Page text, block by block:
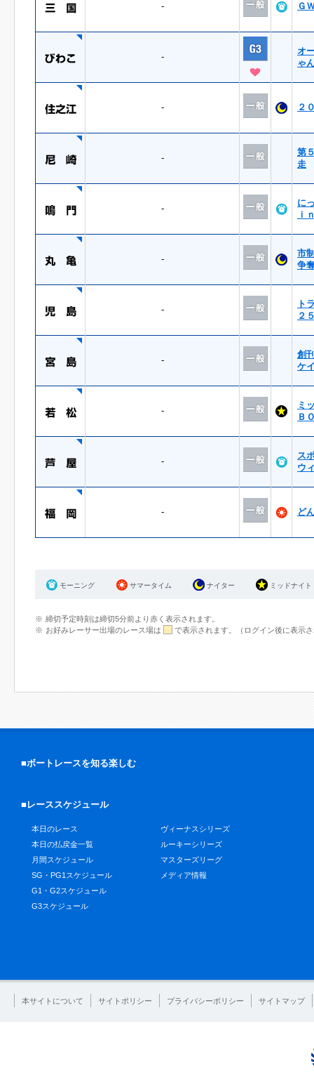
- Ｇ
-
オ
ゃ
- ２
-
第
走
-
に
ｉ
-
市
争
-
ト
２
-
創
ケ
-
ミ
Ｂ
-
ス
ウ
- ど
モーニング サマータイム ナイター ミッドナイト
締切予定時刻は締切5分前より赤く表示されます。
お好みレーサー出場のレース場は
で表示されます。（ログイン後に表示
■ボートレースを知る楽しむ
■レーススケジュール
本日のレース
本日の払戻金一覧
月間スケジュール
SG・PG1スケジュール
G1・G2スケジュール
G3スケジュール
ヴィーナスシリーズ
ルーキーシリーズ
マスターズリーグ
メディア情報
本サイトについて サイトポリシー プライバシーポリシー サイトマップ